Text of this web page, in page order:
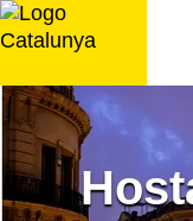
Saltar
al